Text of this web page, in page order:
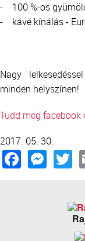
- 100 %-os
- kávé kínálás -
Nagy
minden helyszínen!
Tudd meg
2017. 05. 30.